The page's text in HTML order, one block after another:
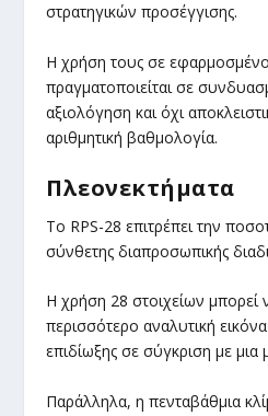
στρατηγικών προσέγγισης.
Η χρήση τους σε
πραγματοποιείται σε
αξιολόγηση και όχι
αριθμητική βαθμολογία.
Πλεονεκτήματα
Το RPS-28 επιτρέπει την
σύνθετης διαπροσωπικής
Η χρήση 28 στοιχείων μπορεί
περισσότερο αναλυτική
επιδίωξης σε σύγκριση με
Παράλληλα, η πενταβάθμια